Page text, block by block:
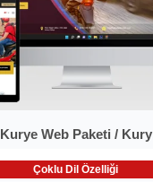
Kurye Web Paketi / Kury
Çoklu Dil Özelliği